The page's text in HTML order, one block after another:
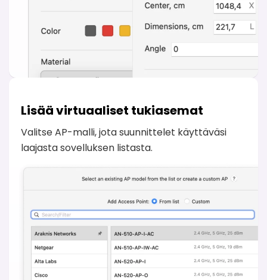
Lisää virtuaaliset tukiasemat
Valitse AP-malli, jota suunnittelet käyttäväsi
laajasta sovelluksen listasta.